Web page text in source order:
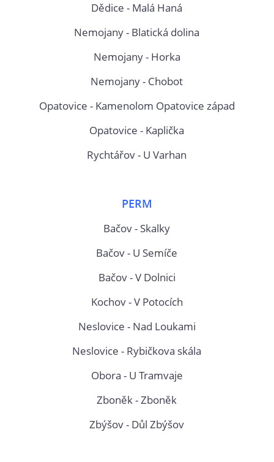
Dědice - Malá Haná
Nemojany - Blatická dolina
Nemojany - Horka
Nemojany - Chobot
Opatovice - Kamenolom Opatovice západ
Opatovice - Kaplička
Rychtářov - U Varhan
PERM
Bačov - Skalky
Bačov - U Semíče
Bačov - V Dolnici
Kochov - V Potocích
Neslovice - Nad Loukami
Neslovice - Rybičkova skála
Obora - U Tramvaje
Zboněk - Zboněk
Zbýšov - Důl Zbýšov